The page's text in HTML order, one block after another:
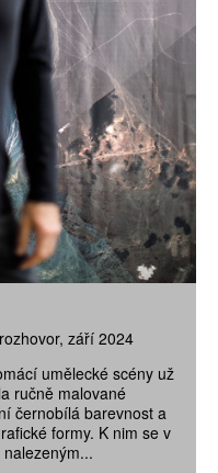
rozhovor září 2024
umělecké scény už
ručně malované
černobílá barevnost a
formy. K nim se v